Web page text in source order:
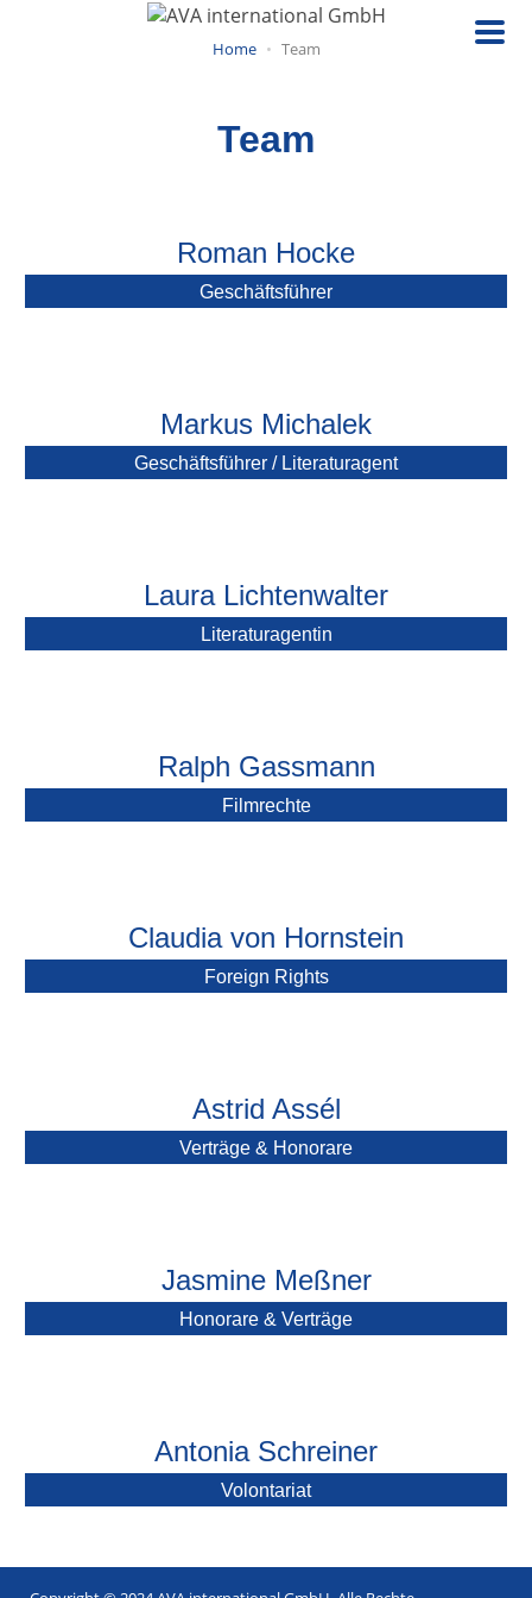
Home Team
Team
Roman Hocke
Geschäftsführer
Markus Michalek
Geschäftsführer / Literaturagent
Laura Lichtenwalter
Literaturagentin
Ralph Gassmann
Filmrechte
Claudia von Hornstein
Foreign Rights
Astrid Assél
Verträge & Honorare
Jasmine Meßner
Honorare & Verträge
Antonia Schreiner
Volontariat